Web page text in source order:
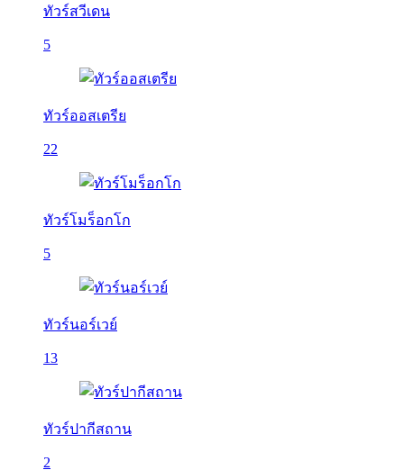
ทัวร์สวีเดน
5
ทัวร์ออสเตรีย
22
ทัวร์โมร็อกโก
5
ทัวร์นอร์เวย์
13
ทัวร์ปากีสถาน
2